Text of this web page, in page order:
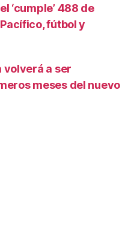
‘cumple’ 488 de
fútbol y
a ser
meses del nuevo